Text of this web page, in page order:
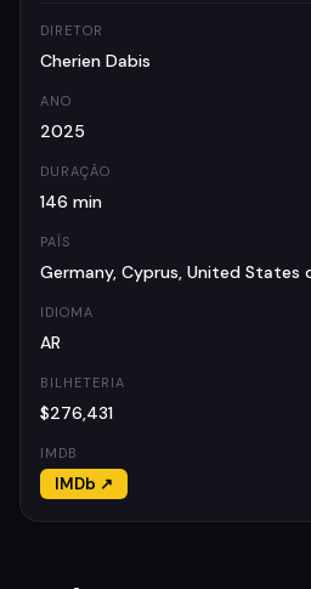
DIRETOR
Cherien Dabis
ANO
2025
DURAÇÃO
146 min
PAÍS
Germany, Cyprus, United States
IDIOMA
AR
BILHETERIA
$276,431
IMDB
IMDb ↗